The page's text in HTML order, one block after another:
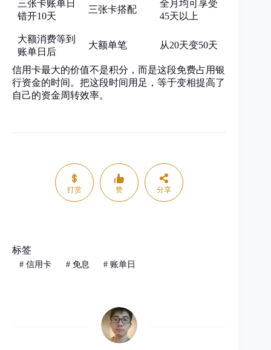
三张卡账单日
错开10天
三张卡搭配
全月均可享受
45天以上
大额消费等到
账单日后
大额单笔 从20天变50天
信用卡最大的价值不是积分，而是这段免费占用银
行资金的时间。把这段时间用足，等于变相提高了
自己的资金周转效率。
打赏 赞 分享
标签
#信用卡 #免息 # 账单日